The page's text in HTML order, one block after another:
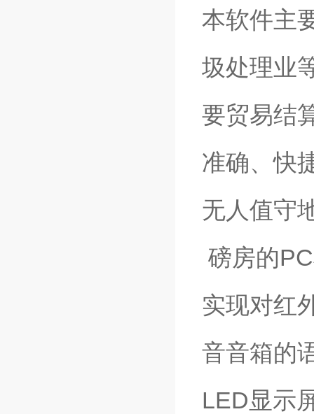
本软件主
圾处理业
要贸易结
准确、快
无人值守
磅房的
实现对红
音音箱的
LED显示